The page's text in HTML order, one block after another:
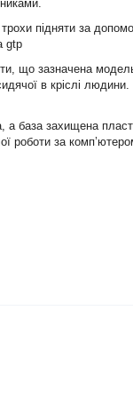
підняти за
gtp
що зазначена
в кріслі
а база захищена
роботи за